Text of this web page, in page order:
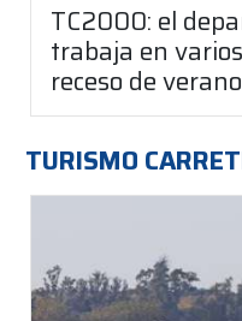
TC2000: el
trabaja en
receso de verano
TURISMO